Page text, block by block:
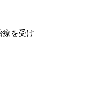
療を受け